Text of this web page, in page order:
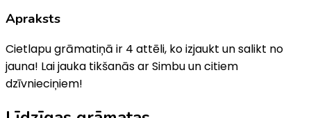
Apraksts
Cietlapu grāmatiņā ir 4 attēli, ko izjaukt un salikt no
jauna! Lai jauka tikšanās ar Simbu un citiem
dzīvnieciņiem!